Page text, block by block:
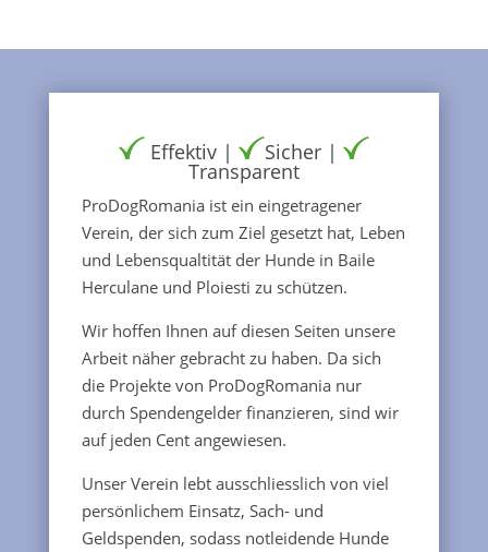
Effektiv | Sicher |
Transparent
ProDogRomania ist ein eingetragener
Verein, der sich zum Ziel gesetzt hat, Leben
und Lebensqualtität der Hunde in Baile
Herculane und Ploiesti zu schützen.
Wir hoffen Ihnen auf diesen Seiten unsere
Arbeit näher gebracht zu haben. Da sich
die Projekte von ProDogRomania nur
durch Spendengelder finanzieren, sind wir
auf jeden Cent angewiesen.
Unser Verein lebt ausschliesslich von viel
persönlichem Einsatz, Sach- und
Geldspenden, sodass notleidende Hunde